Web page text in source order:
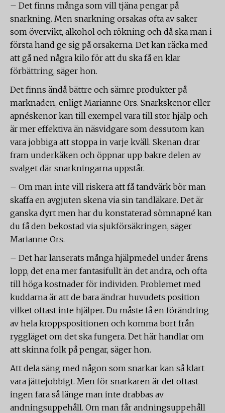
– Det finns många som vill tjäna pengar på
snarkning. Men snarkning orsakas ofta av saker
som övervikt, alkohol och rökning och då ska man i
första hand ge sig på orsakerna. Det kan räcka med
att gå ned några kilo för att du ska få en klar
förbättring, säger hon.
Det finns ändå bättre och sämre produkter på
marknaden, enligt Marianne Ors. Snarkskenor eller
apnéskenor kan till exempel vara till stor hjälp och
är mer effektiva än näsvidgare som dessutom kan
vara jobbiga att stoppa in varje kväll. Skenan drar
fram underkäken och öppnar upp bakre delen av
svalget där snarkningarna uppstår.
– Om man inte vill riskera att få tandvärk bör man
skaffa en avgjuten skena via sin tandläkare. Det är
ganska dyrt men har du konstaterad sömnapné kan
du få den bekostad via sjukförsäkringen, säger
Marianne Ors.
– Det har lanserats många hjälpmedel under årens
lopp, det ena mer fantasifullt än det andra, och ofta
till höga kostnader för individen. Problemet med
kuddarna är att de bara ändrar huvudets position
vilket oftast inte hjälper. Du måste få en förändring
av hela kroppspositionen och komma bort från
ryggläget om det ska fungera. Det här handlar om
att skinna folk på pengar, säger hon.
Att dela säng med någon som snarkar kan så klart
vara jättejobbigt. Men för snarkaren är det oftast
ingen fara så länge man inte drabbas av
andningsuppehåll. Om man får andningsuppehåll